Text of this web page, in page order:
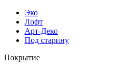
Эко
Лофт
Арт-Деко
Под старину
Покрытие